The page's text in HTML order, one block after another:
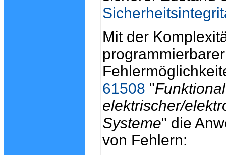
Mit der
61508 "
elektrischer/
Systeme" die
von Fehlern: